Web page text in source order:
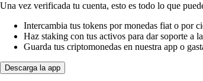
Una vez verificada tu cuenta, esto es todo lo que
Intercambia tus tokens por monedas fiat o por
Haz staking con tus activos para dar soporte a
Guarda tus criptomonedas en nuestra app o
Descarga la app